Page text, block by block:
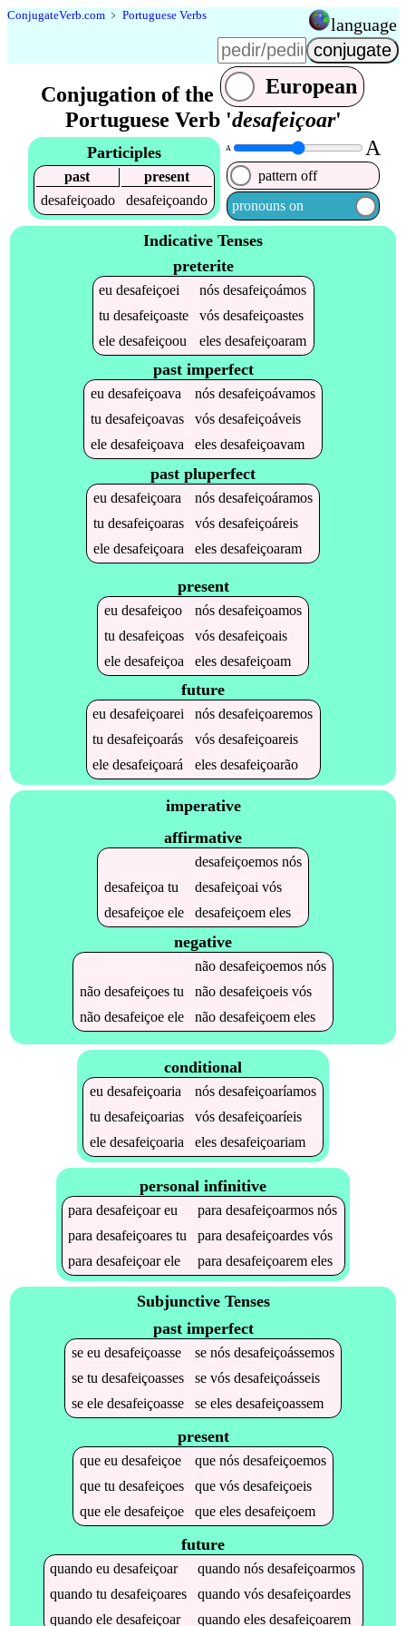
ConjugateVerb.com ﹥ Portuguese Verbs language
Conjugation of the
European
Portuguese Verb 'desafeiçoar'
Participles
past
present
desafeiçoado
desafeiçoando
A A
pattern off
pronouns on
Indicative Tenses
preterite
eudesafeiçoei nósdesafeiçoámos
tudesafeiçoaste vósdesafeiçoastes
eledesafeiçoou elesdesafeiçoaram
past imperfect
eu desafeiçoava nós desafeiçoávamos
tu desafeiçoavas vós desafeiçoáveis
ele desafeiçoava eles desafeiçoavam
past pluperfect
eu desafeiçoara nós desafeiçoáramos
tu desafeiçoaras vós desafeiçoáreis
ele desafeiçoara eles desafeiçoaram
present
eu desafeiçoo nós desafeiçoamos
tu desafeiçoas vós desafeiçoais
ele desafeiçoa eles desafeiçoam
future
eudesafeiçoarei nósdesafeiçoaremos
tudesafeiçoarás vósdesafeiçoareis
eledesafeiçoará elesdesafeiçoarão
imperative
affirmative
desafeiçoemosnós
desafeiçoa tu desafeiçoai vós
desafeiçoeele desafeiçoemeles
negative
não desafeiçoemosnós
não desafeiçoestu não desafeiçoeisvós
não desafeiçoeele não desafeiçoemeles
conditional
eu desafeiçoaria nós desafeiçoaríamos
tu desafeiçoarias vós desafeiçoaríeis
ele desafeiçoaria eles desafeiçoariam
personal infinitive
paradesafeiçoareu paradesafeiçoarmos nós
paradesafeiçoares tu paradesafeiçoardes vós
paradesafeiçoarele paradesafeiçoarem eles
Subjunctive Tenses
past imperfect
se eu desafeiçoasse se nós desafeiçoássemos
se tu desafeiçoasses se vós desafeiçoásseis
se ele desafeiçoasse se eles desafeiçoassem
present
que eu desafeiçoe que nós desafeiçoemos
que tu desafeiçoes que vós desafeiçoeis
que ele desafeiçoe que eles desafeiçoem
future
quandoeudesafeiçoar quandonósdesafeiçoarmos
quandotudesafeiçoares quandovósdesafeiçoardes
quandoeledesafeiçoar quandoelesdesafeiçoarem